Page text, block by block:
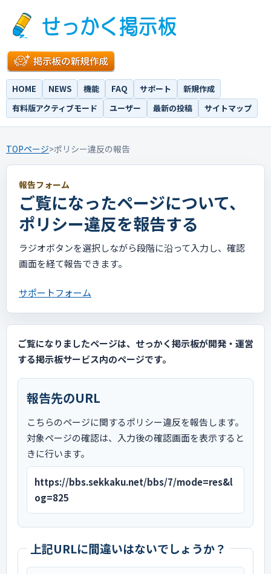
HOME NEWS 機能 FAQ サポート
新規作成
有料版アクティブモード
ユーザー 最新の投稿 サイトマップ
TOPページ>ポリシー違反の報告
報告フォーム
ご覧になったページについて、
ポリシー違反を報告する
ラジオボタンを選択しながら段階に沿って入力し、確認
画面を経て報告できます。
サポートフォーム
ご覧になりましたページは、せっかく掲示板が開発・運営
する掲示板サービス内のページです。
報告先のURL
こちらのページに関するポリシー違反を報告します。
対象ページの確認は、入力後の確認画面を表示すると
きに行います。
https://bbs.sekkaku.net/bbs/7/mode=res&l
og=825
上記URLに間違いはないでしょうか？